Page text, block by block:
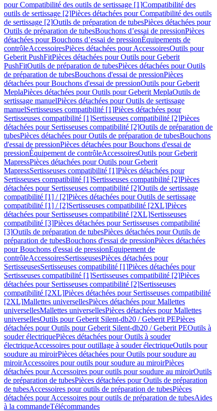
pour Compatibilité des outils de sertissage [1]Compatibilité des
outils de sertissage [2]Pièces détachées pour Compatibilité des outils
de sertissage [2]Outils de préparation de tubesPièces détachées pour
Outils de préparation de tubesBouchons d’essai de pressionPièces
détachées pour Bouchons d’essai de pressionÉquipements de
contrôleAccessoiresPièces détachées pour AccessoiresOutils pour
Geberit PushFitPièces détachées pour Outils pour Geberit
PushFitOutils de préparation de tubesPièces détachées pour Outils
de préparation de tubesBouchons d'essai de pressionPièces
détachées pour Bouchons d'essai de pressionOutils pour Geberit
MeplaPièces détachées pour Outils pour Geberit MeplaOutils de
sertissage manuelPièces détachées pour Outils de sertissage
manuelSertisseuses compatibilité [1]Pièces détachées pour
Sertisseuses compatibilité [1]Sertisseuses compatibilité [2]Pièces
détachées pour Sertisseuses compatibilité [2]Outils de préparation de
tubesPièces détachées pour Outils de préparation de tubesBouchons
d'essai de pressionPièces détachées pour Bouchons d'essai de
pressionÉquipement de contrôleAccessoiresOutils pour Geberit
MapressPièces détachées pour Outils pour Geberit
MapressSertisseuses compatibilité [1]Pièces détachées pour
Sertisseuses compatibilité [1]Sertisseuses compatibilité [2]Pièces
détachées pour Sertisseuses compatibilité [2]Outils de sertissage
compatibilité [1] / [2]Pièces détachées pour Outils de sertissage
compatibilité [1] / [2]Sertisseuses compatibilité [2XL]Pièces
détachées pour Sertisseuses compatibilité [2XL]Sertisseuses
compatibilité [3]Pièces détachées pour Sertisseuses compatibilité
[3]Outils de préparation de tubesPièces détachées pour Outils de
préparation de tubesBouchons d'essai de pressionPièces détachées
pour Bouchons d'essai de pressionEquipement de
contrôleAccessoiresSertisseusesPièces détachées pour
SertisseusesSertisseuses compatibilité [1]Pièces détachées pour
Sertisseuses compatibilité [1]Sertisseuses compatibilité [2]Pièces
détachées pour Sertisseuses compatibilité [2]Sertisseuses
compatibilité [2XL]Pièces détachées pour Sertisseuses compatibilité
[2XL]Mallettes universellesPièces détachées pour Mallettes
universellesMallettes universellesPièces détachées pour Mallettes
universellesOutils pour Geberit Silent-db20 / Geberit PEPièces
détachées pour Outils pour Geberit Silent-db20 / Geberit PEOutils à
souder électriquePièces détachées pour Outils à souder
électriqueAccessoires pour outillage à souder électriqueOutils pour
soudure au miroirPièces détachées pour Outils pour soudure au
miroirAccessoires pour outils pour soudure au miroirPièces
détachées pour Accessoires pour outils pour soudure au miroirOutils
de préparation de tubesPièces détachées pour Outils de préparation
de tubesAccessoires pour outils de préparation de tubesPièces
détachées pour Accessoires pour outils de préparation de tubesAides
à la commandeTélécommandes